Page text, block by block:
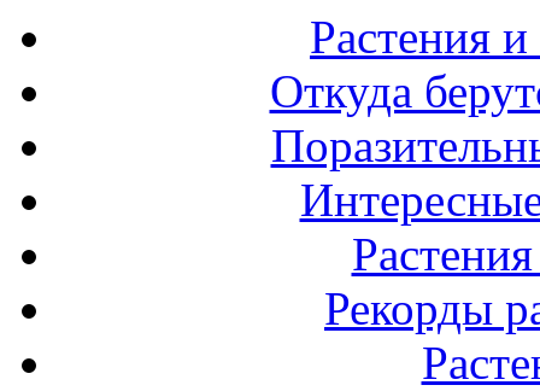
Растения
Откуда
Рекорды